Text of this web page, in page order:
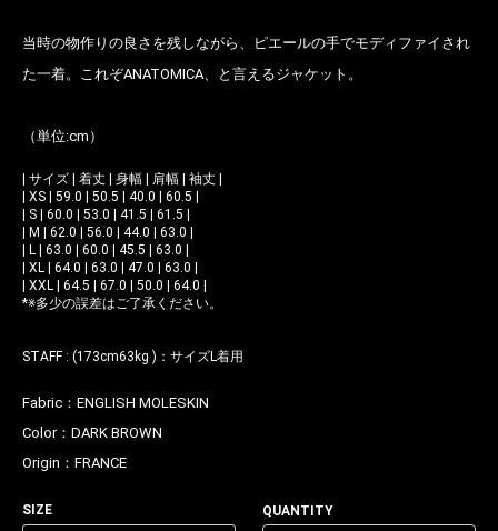
当時の物作りの良さを残しながら、ピエールの手でモディファイされ
た一着。これぞANATOMICA、と言えるジャケット。
（単位:cm）
| サイズ | 着丈 | 身幅 | 肩幅 | 袖丈 |
| XS | 59.0 | 50.5 | 40.0 | 60.5 |
| S | 60.0 | 53.0 | 41.5 | 61.5 |
| M | 62.0 | 56.0 | 44.0 | 63.0 |
| L | 63.0 | 60.0 | 45.5 | 63.0 |
| XL | 64.0 | 63.0 | 47.0 | 63.0 |
| XXL | 64.5 | 67.0 | 50.0 | 64.0 |
*※多少の誤差はご了承ください。
STAFF : (173cm63kg )：サイズL着用
Fabric： ENGLISH MOLESKIN
Color： DARK BROWN
Origin： FRANCE
SIZE QUANTITY